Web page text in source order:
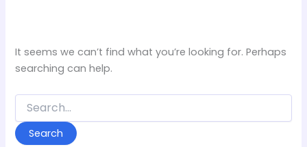
It seems we can’t find what you’re looking for. Perhaps
searching can help.
Search
for: